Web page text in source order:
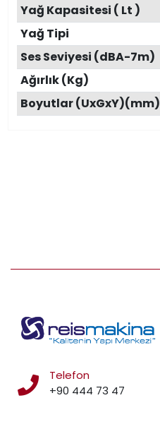
Yağ Kapasitesi ( Lt )
Yağ Tipi
Ses Seviyesi (dBA-7m)
Ağırlık (Kg)
Boyutlar (UxGxY)(mm)
Telefon
+90 444 73 47